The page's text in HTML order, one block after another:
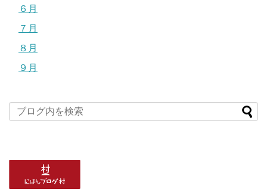
６月
７月
８月
９月